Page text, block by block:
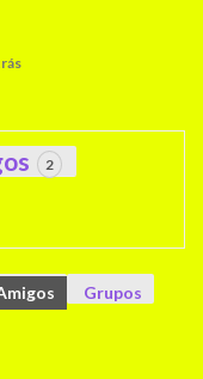
2
Grupos